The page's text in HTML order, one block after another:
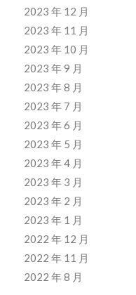
2023 年 12 月
2023 年 11 月
2023 年 10 月
2023 年 9 月
2023 年 8 月
2023 年 7 月
2023 年 6 月
2023 年 5 月
2023 年 4 月
2023 年 3 月
2023 年 2 月
2023 年 1 月
2022 年 12 月
2022 年 11 月
2022 年 8 月